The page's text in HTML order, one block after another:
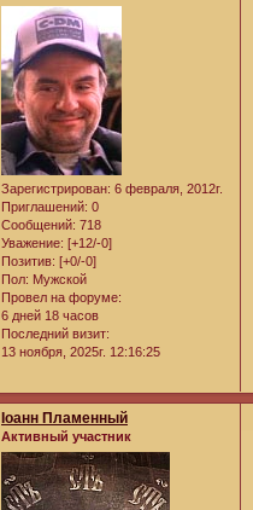
Зарегистрирован: 6 февраля, 2012г.
Приглашений: 0
Сообщений: 718
Уважение: [+12/-0]
Позитив: [+0/-0]
Пол: Мужской
Провел на форуме:
6 дней 18 часов
Последний визит:
13 ноября, 2025г. 12:16:25
Iоанн Пламенный
Активный участник